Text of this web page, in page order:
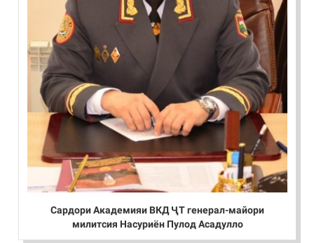
Сардори Академияи ВКД ҶТ генерал-майори
милитсия Насуриён Пулод Асадулло